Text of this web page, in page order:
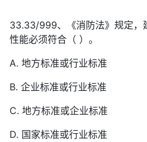
33.33/999、《消防法》规定，
性能必须符合（ ）。
A. 地方标准或行业标准
B. 企业标准或行业标准
C. 地方标准或企业标准
D. 国家标准或行业标准